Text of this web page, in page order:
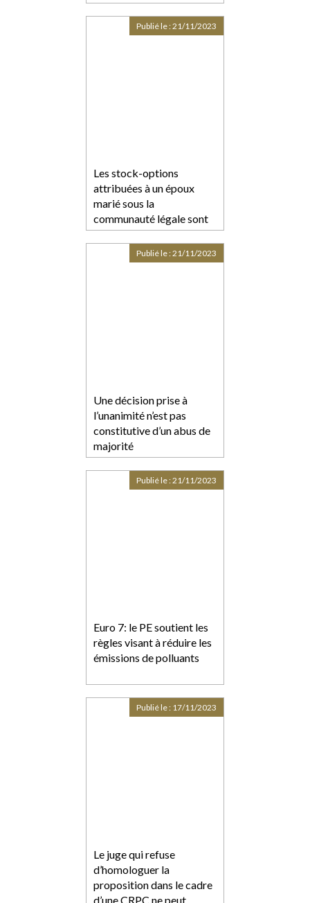
Les stock-options
attribuées à un époux
marié sous la
communauté légale sont
des biens propres
Publié le :21/11/2023
Une décision prise à
l’unanimité n’est pas
constitutive d’un abus de
majorité
Publié le :21/11/2023
Euro 7: le PE soutient les
règles visant à réduire les
émissions de polluants
Publié le :21/11/2023
Le juge qui refuse
d’homologuer la
proposition dans le cadre
d’une CRPC ne peut
Publié le : 17/11/2023